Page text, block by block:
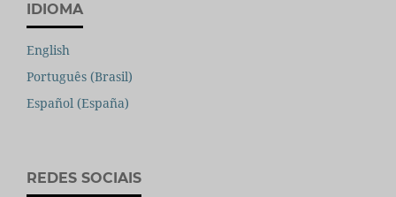
IDIOMA
English
Português (Brasil)
Español (España)
REDES SOCIAIS